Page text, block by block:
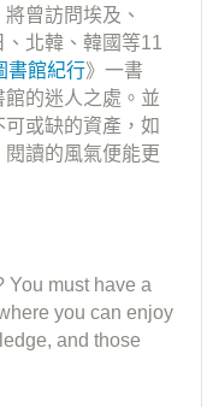
曾訪問埃及、
北韓、韓國等11
書館紀行》一書
的迷人之處。並
或缺的資產，如
讀的風氣便能更
You must have a
you can enjoy
and those